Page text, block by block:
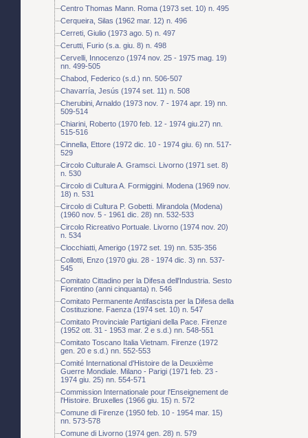
Centro Thomas Mann. Roma (1973 set. 10) n. 495
Cerqueira, Silas (1962 mar. 12) n. 496
Cerreti, Giulio (1973 ago. 5) n. 497
Cerutti, Furio (s.a. giu. 8) n. 498
Cervelli, Innocenzo (1974 nov. 25 - 1975 mag. 19)
nn. 499-505
Chabod, Federico (s.d.) nn. 506-507
Chavarría, Jesús (1974 set. 11) n. 508
Cherubini, Arnaldo (1973 nov. 7 - 1974 apr. 19) nn.
509-514
Chiarini, Roberto (1970 feb. 12 - 1974 giu.27) nn.
515-516
Cinnella, Ettore (1972 dic. 10 - 1974 giu. 6) nn. 517-
529
Circolo Culturale A. Gramsci. Livorno (1971 set. 8)
n. 530
Circolo di Cultura A. Formiggini. Modena (1969 nov.
18) n. 531
Circolo di Cultura P. Gobetti. Mirandola (Modena)
(1960 nov. 5 - 1961 dic. 28) nn. 532-533
Circolo Ricreativo Portuale. Livorno (1974 nov. 20)
n. 534
Clocchiatti, Amerigo (1972 set. 19) nn. 535-356
Collotti, Enzo (1970 giu. 28 - 1974 dic. 3) nn. 537-
545
Comitato Cittadino per la Difesa dell'Industria. Sesto
Fiorentino (anni cinquanta) n. 546
Comitato Permanente Antifascista per la Difesa della
Costituzione. Faenza (1974 set. 10) n. 547
Comitato Provinciale Partigiani della Pace. Firenze
(1952 ott. 31 - 1953 mar. 2 e s.d.) nn. 548-551
Comitato Toscano Italia Vietnam. Firenze (1972
gen. 20 e s.d.) nn. 552-553
Comité International d'Histoire de la Deuxième
Guerre Mondiale. Milano - Parigi (1971 feb. 23 -
1974 giu. 25) nn. 554-571
Commission Internationale pour l'Enseignement de
l'Histoire. Bruxelles (1966 giu. 15) n. 572
Comune di Firenze (1950 feb. 10 - 1954 mar. 15)
nn. 573-578
Comune di Livorno (1974 gen. 28) n. 579